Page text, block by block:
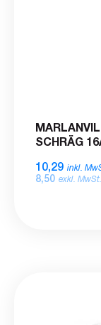
SCHRÄG
10,29 inkl.
8,50 exkl. MwSt.